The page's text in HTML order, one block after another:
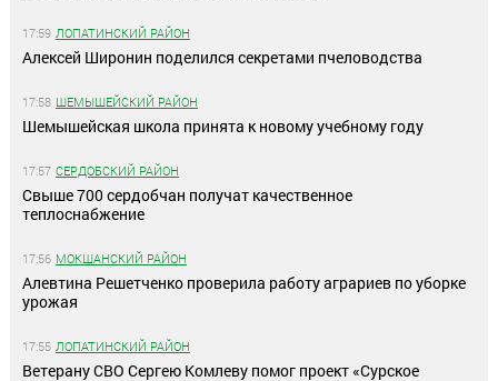
17:59 ЛОПАТИНСКИЙ РАЙОН
Алексей Широнин поделился секретами пчеловодства
17:58 ШЕМЫШЕЙСКИЙ РАЙОН
Шемышейская школа принята к новому учебному году
17:57 СЕРДОБСКИЙ РАЙОН
Свыше 700 сердобчан получат качественное
теплоснабжение
17:56 МОКШАНСКИЙ РАЙОН
Алевтина Решетченко проверила работу аграриев по уборке
урожая
17:55 ЛОПАТИНСКИЙ РАЙОН
Ветерану СВО Сергею Комлеву помог проект «Сурское